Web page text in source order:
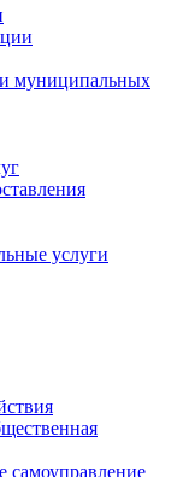
и муниципальных
услуги
самоуправление